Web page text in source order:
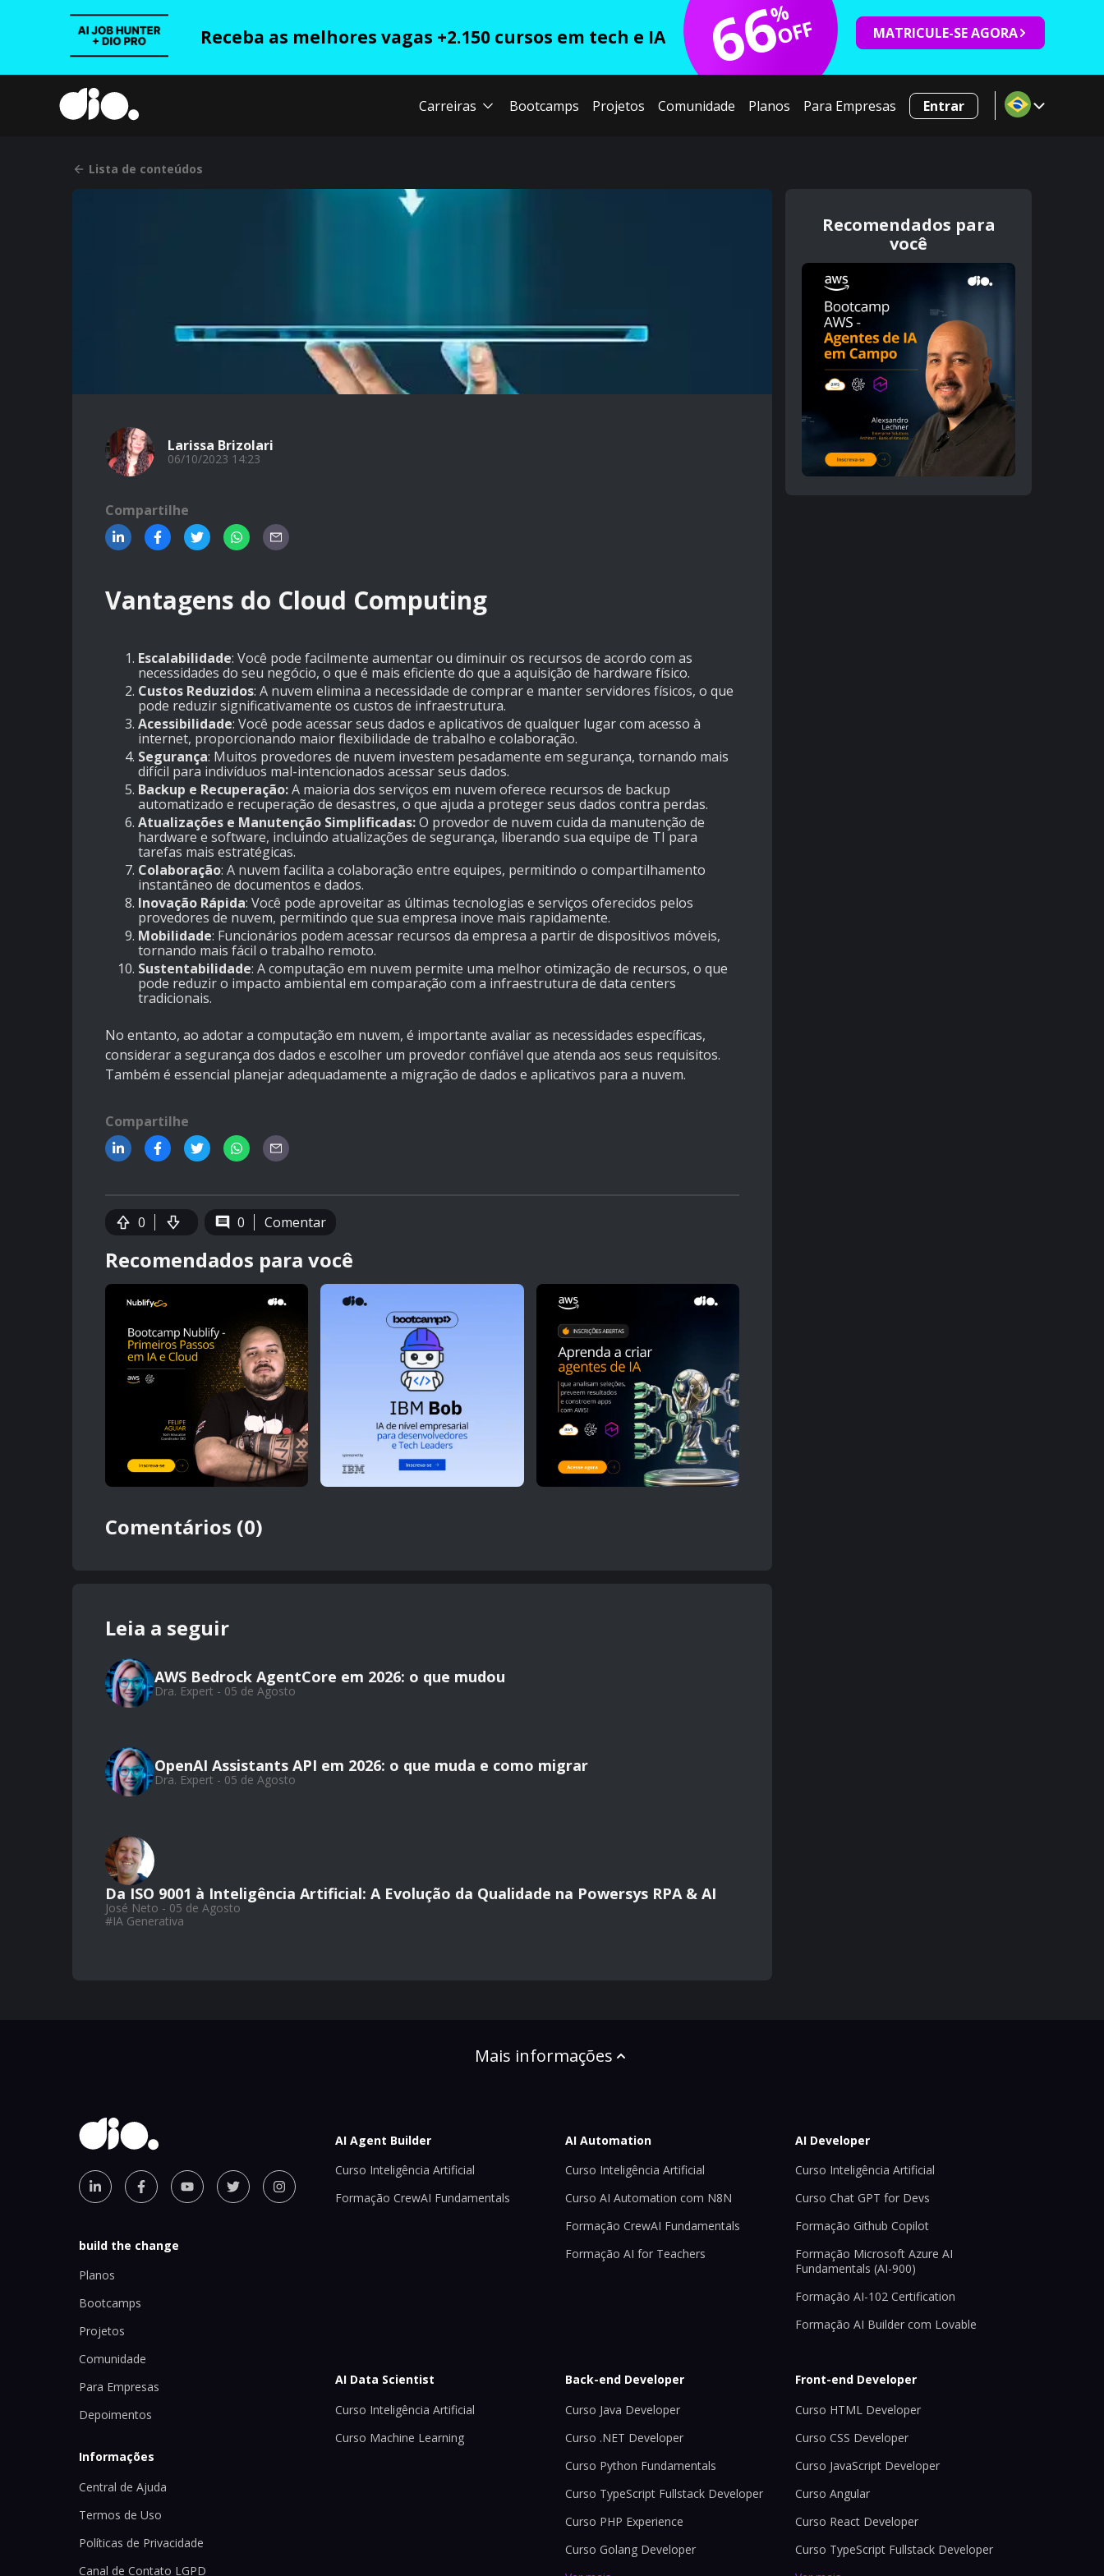
Receba as melhores vagas +2.150 cursos em tech e IA 66
%
OFF MATRICULE-SE AGORA
Carreiras Bootcamps Projetos Comunidade Planos Para Empresas Entrar
Lista de conteúdos
Larissa Brizolari
06/10/2023 14:23
Compartilhe
Vantagens do Cloud Computing
Escalabilidade: Você pode facilmente aumentar ou diminuir os recursos de acordo com as
necessidades do seu negócio, o que é mais eficiente do que a aquisição de hardware físico.
Custos Reduzidos: A nuvem elimina a necessidade de comprar e manter servidores físicos, o que
pode reduzir significativamente os custos de infraestrutura.
Acessibilidade: Você pode acessar seus dados e aplicativos de qualquer lugar com acesso à
internet, proporcionando maior flexibilidade de trabalho e colaboração.
Segurança: Muitos provedores de nuvem investem pesadamente em segurança, tornando mais
difícil para indivíduos mal-intencionados acessar seus dados.
Backup e Recuperação:A maioria dos serviços em nuvem oferece recursos de backup
automatizado e recuperação de desastres, o que ajuda a proteger seus dados contra perdas.
Atualizações e Manutenção Simplificadas:O provedor de nuvem cuida da manutenção de
hardware e software, incluindo atualizações de segurança, liberando sua equipe de TI para
tarefas mais estratégicas.
Colaboração: A nuvem facilita a colaboração entre equipes, permitindo o compartilhamento
instantâneo de documentos e dados.
Inovação Rápida: Você pode aproveitar as últimas tecnologias e serviços oferecidos pelos
provedores de nuvem, permitindo que sua empresa inove mais rapidamente.
Mobilidade: Funcionários podem acessar recursos da empresa a partir de dispositivos móveis,
tornando mais fácil o trabalho remoto.
Sustentabilidade: A computação em nuvem permite uma melhor otimização de recursos, o que
pode reduzir o impacto ambiental em comparação com a infraestrutura de data centers
tradicionais.
No entanto, ao adotar a computação em nuvem, é importante avaliar as necessidades específicas,
considerar a segurança dos dados e escolher um provedor confiável que atenda aos seus requisitos.
Também é essencial planejar adequadamente a migração de dados e aplicativos para a nuvem.
Compartilhe
0 0 Comentar
Recomendados para você
Comentários (0)
Leia a seguir
AWS Bedrock AgentCore em 2026: o que mudou
Dra. Expert - 05 de Agosto
OpenAI Assistants API em 2026: o que muda e como migrar
Dra. Expert - 05 de Agosto
Da ISO 9001 à Inteligência Artificial: A Evolução da Qualidade na Powersys RPA & AI
José Neto - 05 de Agosto
#IA Generativa
Recomendados para
você
Mais informações
build the change
Planos
Bootcamps
Projetos
Comunidade
Para Empresas
Depoimentos
Informações
Central de Ajuda
Termos de Uso
Políticas de Privacidade
Canal de Contato LGPD
AI Agent Builder
Curso Inteligência Artificial
Formação CrewAI Fundamentals
AI Automation
Curso Inteligência Artificial
Curso AI Automation com N8N
Formação CrewAI Fundamentals
Formação AI for Teachers
AI Developer
Curso Inteligência Artificial
Curso Chat GPT for Devs
Formação Github Copilot
Formação Microsoft Azure AI
Fundamentals (AI-900)
Formação AI-102 Certification
Formação AI Builder com Lovable
AI Data Scientist
Curso Inteligência Artificial
Curso Machine Learning
Back-end Developer
Curso Java Developer
Curso .NET Developer
Curso Python Fundamentals
Curso TypeScript Fullstack Developer
Curso PHP Experience
Curso Golang Developer
Front-end Developer
Curso HTML Developer
Curso CSS Developer
Curso JavaScript Developer
Curso Angular
Curso React Developer
Curso TypeScript Fullstack Developer